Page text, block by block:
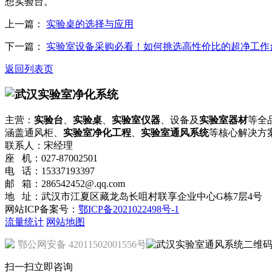
上一篇： 实验桌的选择与应用
下一篇： 实验室设备采购必看！如何挑选高性价比的超净工作
返回列表页
主营： 实验台 实验桌 实验室仪器 、设备及实验室器材等全
涵盖通风柜、 实验室净化工程 实验室通风系统等核心解决方
联系人：宋经理
座 机：027-87002501
电 话：15337193397
邮 箱：286542452@.qq.com
地 址：武汉市江夏区藏龙岛长咀村联享企业中心G栋7层4号
网站ICP备案号： 鄂ICP备2021022498号-1
流量统计 网站地图
鄂公网安备 42011502001556号
扫一扫立即咨询